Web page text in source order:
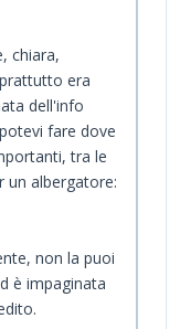
chiara,
era
dell'info
fare dove
tra le
un albergatore:
non la puoi
è impaginata